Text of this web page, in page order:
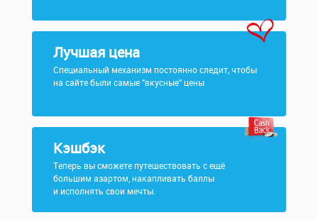
Лучшая цена
Специальный механизм постоянно следит, чтобы
на сайте были самые "вкусные" цены
Кэшбэк
Теперь вы сможете путешествовать с ещё
большим азартом, накапливать баллы
и исполнять свои мечты.